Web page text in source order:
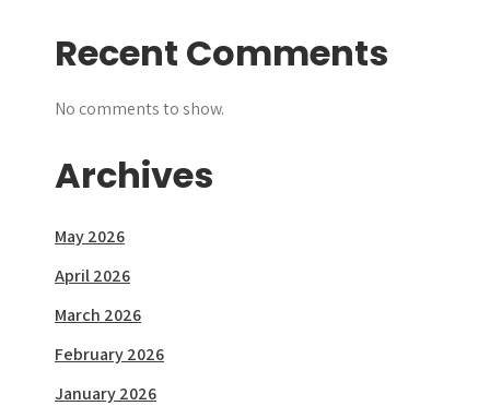
Recent Comments
No comments to show.
Archives
May 2026
April 2026
March 2026
February 2026
January 2026